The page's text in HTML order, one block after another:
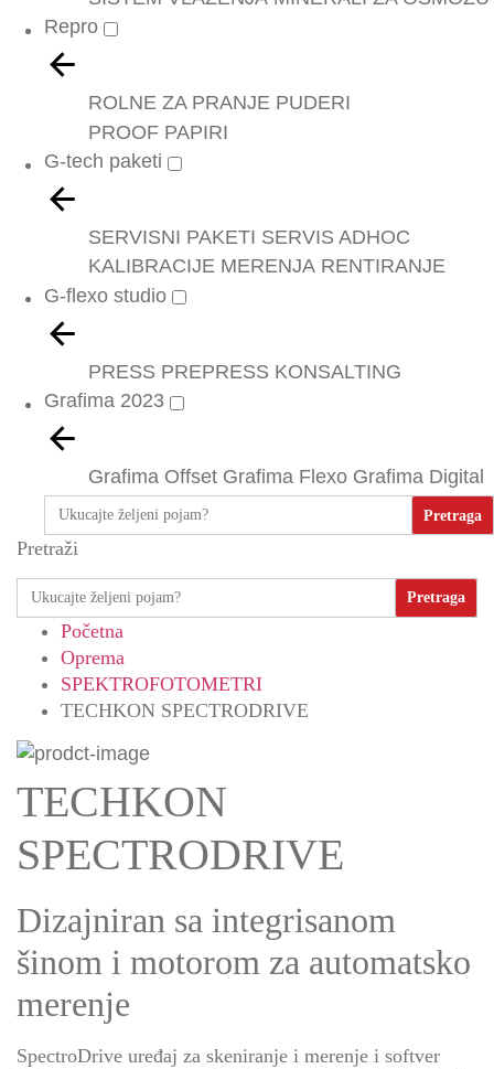
Repro
ROLNE ZA PRANJE PUDERI
PROOF PAPIRI
G-tech paketi
SERVISNI PAKETI SERVIS ADHOC
KALIBRACIJE MERENJA RENTIRANJE
G-flexo studio
PRESS PREPRESS KONSALTING
Grafima 2023
Grafima Offset Grafima Flexo Grafima Digital
Search
for:
Pretraži
Search
for:
Početna
Oprema
SPEKTROFOTOMETRI
TECHKON SPECTRODRIVE
TECHKON
SPECTRODRIVE
Dizajniran sa integrisanom
šinom i motorom za automatsko
merenje
SpectroDrive uređaj za skeniranje i merenje i softver